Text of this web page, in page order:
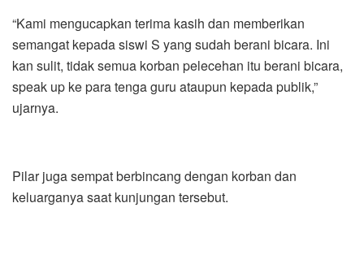
“Kami mengucapkan terima kasih dan memberikan
semangat kepada siswi S yang sudah berani bicara. Ini
kan sulit, tidak semua korban pelecehan itu berani bicara,
speak up ke para tenga guru ataupun kepada publik,”
ujarnya.
Pilar juga sempat berbincang dengan korban dan
keluarganya saat kunjungan tersebut.